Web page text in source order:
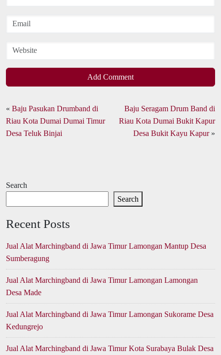
Add Comment
« Baju Pasukan Drumband di
Riau Kota Dumai Dumai Timur
Desa Teluk Binjai
Baju Seragam Drum Band di
Riau Kota Dumai Bukit Kapur
Desa Bukit Kayu Kapur»
Search
Search
Recent Posts
Jual Alat Marchingband di Jawa Timur Lamongan Mantup Desa
Sumberagung
Jual Alat Marchingband di Jawa Timur Lamongan Lamongan
Desa Made
Jual Alat Marchingband di Jawa Timur Lamongan Sukorame Desa
Kedungrejo
Jual Alat Marchingband di Jawa Timur Kota Surabaya Bulak Desa